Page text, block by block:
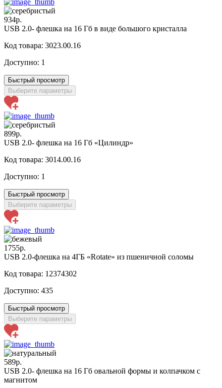
934р.
USB 2.0- флешка на 16 Гб в виде большого кристалла
Код товара: 3023.00.16
Доступно: 1
Быстрый просмотр
Выберите параметры
899р.
USB 2.0- флешка на 16 Гб «Цилиндр»
Код товара: 3014.00.16
Доступно: 1
Быстрый просмотр
Выберите параметры
1755р.
USB 2.0-флешка на 4ГБ «Rotate» из пшеничной соломы
Код товара: 12374302
Доступно: 435
Быстрый просмотр
Выберите параметры
589р.
USB 2.0- флешка на 16 Гб овальной формы и колпачком с
магнитом